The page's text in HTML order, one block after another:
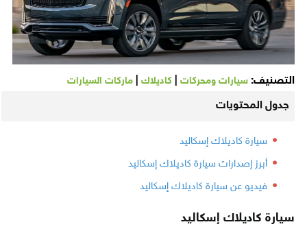
التصنيف: سيارات ومحركات| كاديلاك| ماركات السيارات
جدول المحتويات
سيارة كاديلاك إسكاليد
أبرز إصدارات سيارة كاديلاك إسكاليد
فيديو عن سيارة كاديلاك إسكاليد
سيارة كاديلاك إسكاليد